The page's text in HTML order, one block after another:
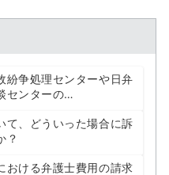
紛争処理センターや日弁
センターの…
て、どういった場合に訴
？
おける弁護士費用の請求